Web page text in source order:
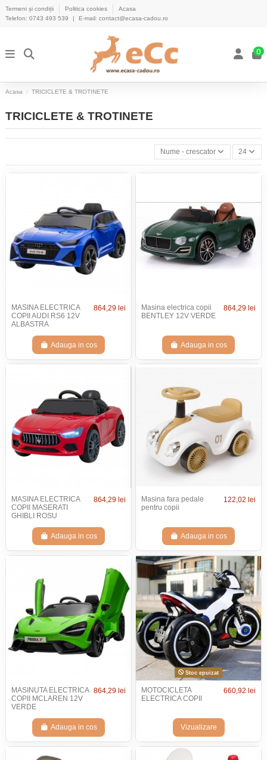
Termeni și condiții Politica cookies
Acasa
Telefon: 0743 493 539 | E-mail: contact@ecasa-cadou.ro
0
Acasa TRICICLETE & TROTINETE
TRICICLETE & TROTINETE
Nume - crescator 24
MASINA ELECTRICA
COPII AUDI RS6 12V
ALBASTRA
864,29 lei
Adauga in cos
Masina electrica copii
BENTLEY 12V VERDE
864,29 lei
Adauga in cos
MASINA ELECTRICA
COPII MASERATI
GHIBLI ROSU
864,29 lei
Adauga in cos
Masina fara pedale
pentru copii
122,02 lei
Adauga in cos
MASINUTA ELECTRICA
COPII MCLAREN 12V
VERDE
864,29 lei
Adauga in cos
Stoc epuizat
MOTOCICLETA
ELECTRICA COPII
660,92 lei
Vizualizare